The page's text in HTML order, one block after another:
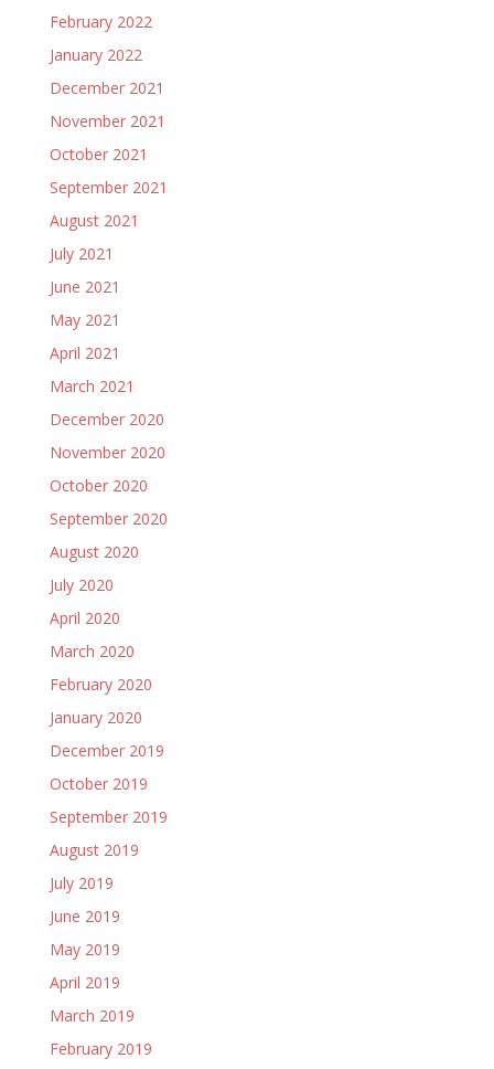
February 2022
January 2022
December 2021
November 2021
October 2021
September 2021
August 2021
July 2021
June 2021
May 2021
April 2021
March 2021
December 2020
November 2020
October 2020
September 2020
August 2020
July 2020
April 2020
March 2020
February 2020
January 2020
December 2019
October 2019
September 2019
August 2019
July 2019
June 2019
May 2019
April 2019
March 2019
February 2019